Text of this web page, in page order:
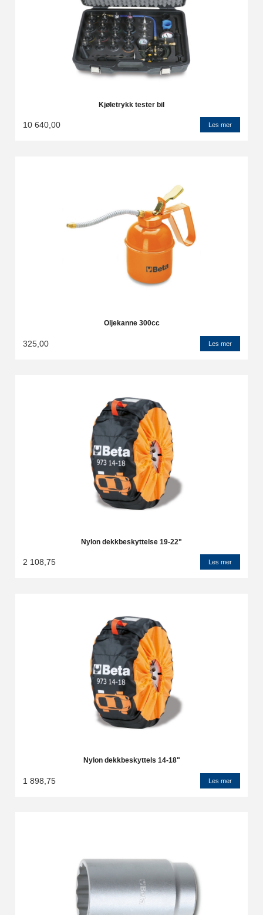
Kjøletrykk tester bil
10 640,00 Les mer
Oljekanne 300cc
325,00 Les mer
Nylon dekkbeskyttelse 19-22"
2 108,75 Les mer
Nylon dekkbeskyttels 14-18"
1 898,75 Les mer